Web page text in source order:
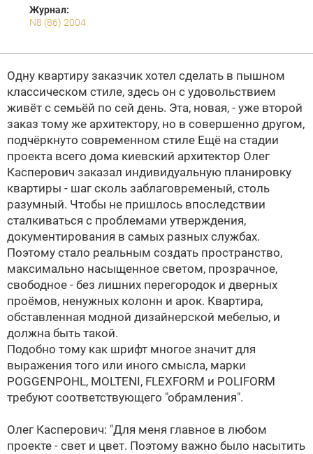
Журнал:
N8 (86) 2004
Одну квартиру заказчик хотел сделать в пышном
классическом стиле, здесь он с удовольствием
живёт с семьёй по сей день. Эта, новая, - уже второй
заказ тому же архитектору, но в совершенно другом,
подчёркнуто современном стиле Ещё на стадии
проекта всего дома киевский архитектор Олег
Касперович заказал индивидуальную планировку
квартиры - шаг сколь заблаговременый, столь
разумный. Чтобы не пришлось впоследствии
сталкиваться с проблемами утверждения,
документирования в самых разных службах.
Поэтому стало реальным создать пространство,
максимально насыщенное светом, прозрачное,
свободное - без лишних перегородок и дверных
проёмов, ненужных колонн и арок. Квартира,
обставленная модной дизайнерской мебелью, и
должна быть такой.
Подобно тому как шрифт многое значит для
выражения того или иного смысла, марки
POGGENPOHL, MOLTENI, FLEXFORM и POLIFORM
требуют соответствующего "обрамления".
Олег Касперович: "Для меня главное в любом
проекте - свет и цвет. Поэтому важно было насытить